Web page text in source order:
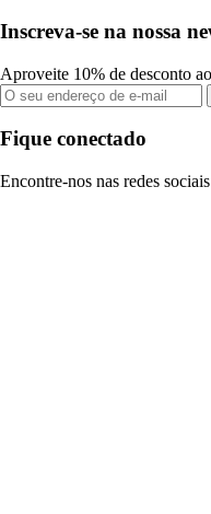
Inscreva-se na nossa
Aproveite 10% de desconto
Fique conectado
Encontre-nos nas redes sociais